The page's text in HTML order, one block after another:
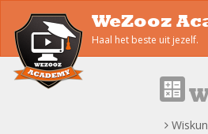
WeZooz
Haal het beste uit jezelf.